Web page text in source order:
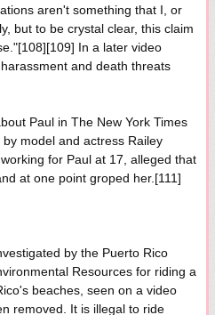
aren't something that I, or
but to be crystal clear, this claim
In a later video
and death threats
Paul in The New York Times
model and actress Railey
for Paul at 17, alleged that
at one point groped her.[111]
by the Puerto Rico
Resources for riding a
beaches, seen on a video
removed. It is illegal to ride